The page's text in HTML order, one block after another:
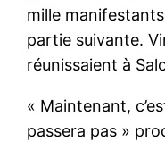
mille manifestants
partie suivante.
réunissaient à
« Maintenant,
passera pas »